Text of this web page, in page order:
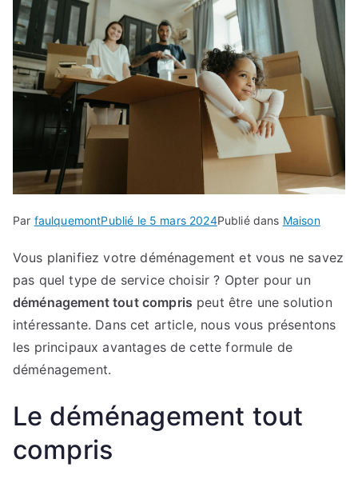
Par faulquemontPublié le 5 mars 2024Publié dans Maison
Vous planifiez votre déménagement et vous ne savez
pas quel type de service choisir ? Opter pour un
déménagement tout compris peut être une solution
intéressante. Dans cet article, nous vous présentons
les principaux avantages de cette formule de
déménagement.
Le déménagement tout
compris